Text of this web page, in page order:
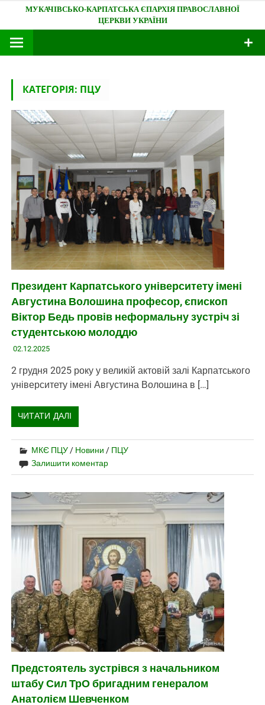
content
Мукачівсько-Карпатська єпархія
КАТЕГОРІЯ: ПЦУ
Президент Карпатського університету імені
Августина Волошина професор, єпископ
Віктор Бедь провів неформальну зустріч зі
студентською молоддю
02.12.2025
2 грудня 2025 року у великій актовій залі Карпатського
університету імені Августина Волошина в […]
ЧИТАТИ ДАЛІ
МКЄ ПЦУ/ Новини / ПЦУ
Залишити коментар
Предстоятель зустрівся з начальником
штабу Сил ТрО бригадним генералом
Анатолієм Шевченком